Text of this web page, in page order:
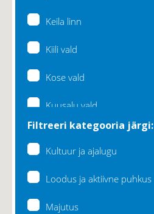
Keila linn
Kiili vald
Kose vald
Kuusalu vald
Lääne-Harju vald
Filtreeri kategooria järgi:
Kultuur ja ajalugu
Loodus ja aktiivne puhkus
Majutus